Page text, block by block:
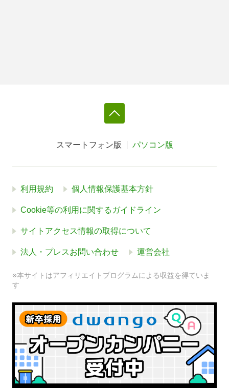
スマートフォン版 パソコン版
利用規約 個人情報保護基本方針
Cookie等の利用に関するガイドライン
サイトアクセス情報の取得について
法人・プレスお問い合わせ 運営会社
※本サイトはアフィリエイトプログラムによる収益を得ていま
す